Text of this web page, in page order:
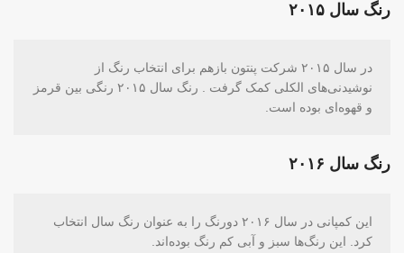
رنگ سال ۲۰۱۵
در سال ۲۰۱۵ شرکت پنتون بازهم برای انتخاب رنگ از
نوشیدنی‌های الکلی کمک گرفت . رنگ سال ۲۰۱۵ رنگی بین قرمز
و قهوه‌ای بوده است.
رنگ سال ۲۰۱۶
این کمپانی در سال ۲۰۱۶ دورنگ را به عنوان رنگ سال انتخاب
کرد. این رنگ‌ها سبز و آبی کم رنگ بوده‌اند.